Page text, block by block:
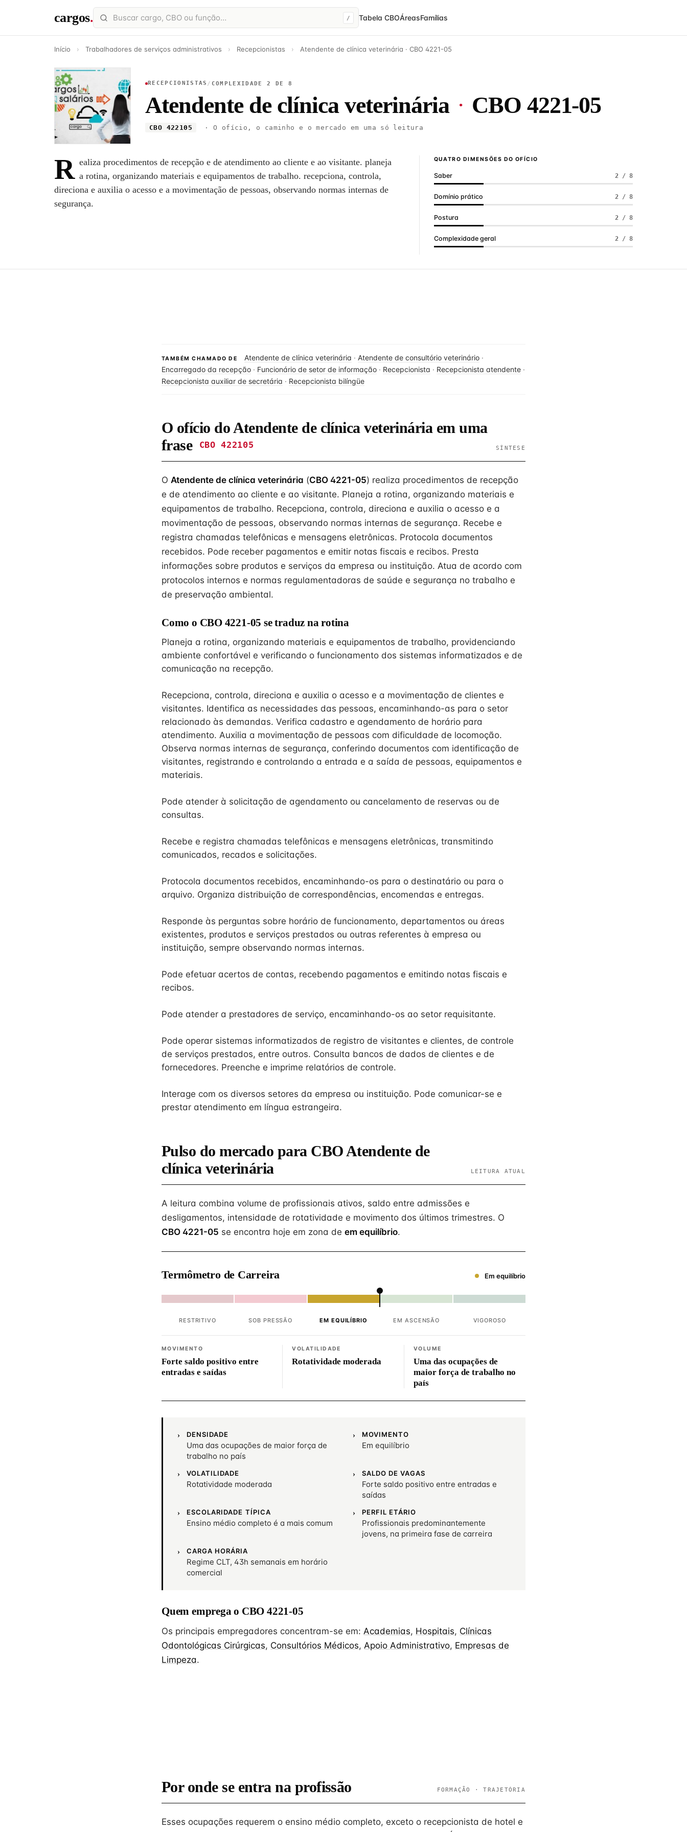
cargos. / Tabela CBOÁreasFamílias
Início › Trabalhadores de serviços administrativos › Recepcionistas › Atendente de clínica veterinária · CBO 4221-05
RECEPCIONISTAS / COMPLEXIDADE 2 DE 8
Atendente de clínica veterinária · CBO 4221-05
CBO 422105 · O ofício, o caminho e o mercado em uma só leitura
R ealiza procedimentos de recepção e de atendimento ao cliente e ao visitante. planeja
a rotina, organizando materiais e equipamentos de trabalho. recepciona, controla,
direciona e auxilia o acesso e a movimentação de pessoas, observando normas internas de
segurança.
QUATRO DIMENSÕES DO OFÍCIO
Saber 2 / 8
Domínio prático 2 / 8
Postura 2 / 8
Complexidade geral 2 / 8
TAMBÉM CHAMADO DE Atendente de clínica veterinária · Atendente de consultório veterinário ·
Encarregado da recepção · Funcionário de setor de informação · Recepcionista · Recepcionista atendente ·
Recepcionista auxiliar de secretária · Recepcionista bilíngüe
O ofício do Atendente de clínica veterinária em uma
frase
CBO 422105 SÍNTESE
O Atendente de clínica veterinária (CBO 4221-05) realiza procedimentos de recepção
e de atendimento ao cliente e ao visitante. Planeja a rotina, organizando materiais e
equipamentos de trabalho. Recepciona, controla, direciona e auxilia o acesso e a
movimentação de pessoas, observando normas internas de segurança. Recebe e
registra chamadas telefônicas e mensagens eletrônicas. Protocola documentos
recebidos. Pode receber pagamentos e emitir notas fiscais e recibos. Presta
informações sobre produtos e serviços da empresa ou instituição. Atua de acordo com
protocolos internos e normas regulamentadoras de saúde e segurança no trabalho e
de preservação ambiental.
Como o CBO 4221-05 se traduz na rotina
Planeja a rotina, organizando materiais e equipamentos de trabalho, providenciando
ambiente confortável e verificando o funcionamento dos sistemas informatizados e de
comunicação na recepção.
Recepciona, controla, direciona e auxilia o acesso e a movimentação de clientes e
visitantes. Identifica as necessidades das pessoas, encaminhando-as para o setor
relacionado às demandas. Verifica cadastro e agendamento de horário para
atendimento. Auxilia a movimentação de pessoas com dificuldade de locomoção.
Observa normas internas de segurança, conferindo documentos com identificação de
visitantes, registrando e controlando a entrada e a saída de pessoas, equipamentos e
materiais.
Pode atender à solicitação de agendamento ou cancelamento de reservas ou de
consultas.
Recebe e registra chamadas telefônicas e mensagens eletrônicas, transmitindo
comunicados, recados e solicitações.
Protocola documentos recebidos, encaminhando-os para o destinatário ou para o
arquivo. Organiza distribuição de correspondências, encomendas e entregas.
Responde às perguntas sobre horário de funcionamento, departamentos ou áreas
existentes, produtos e serviços prestados ou outras referentes à empresa ou
instituição, sempre observando normas internas.
Pode efetuar acertos de contas, recebendo pagamentos e emitindo notas fiscais e
recibos.
Pode atender a prestadores de serviço, encaminhando-os ao setor requisitante.
Pode operar sistemas informatizados de registro de visitantes e clientes, de controle
de serviços prestados, entre outros. Consulta bancos de dados de clientes e de
fornecedores. Preenche e imprime relatórios de controle.
Interage com os diversos setores da empresa ou instituição. Pode comunicar-se e
prestar atendimento em língua estrangeira.
Pulso do mercado para CBO Atendente de
clínica veterinária
LEITURA ATUAL
A leitura combina volume de profissionais ativos, saldo entre admissões e
desligamentos, intensidade de rotatividade e movimento dos últimos trimestres. O
CBO 4221-05 se encontra hoje em zona de em equilíbrio.
Termômetro de Carreira Em equilíbrio
RESTRITIVO SOB PRESSÃO EM EQUILÍBRIO EM ASCENSÃO VIGOROSO
MOVIMENTO
Forte saldo positivo entre
entradas e saídas
VOLATILIDADE
Rotatividade moderada
VOLUME
Uma das ocupações de
maior força de trabalho no
país
DENSIDADE
Uma das ocupações de maior força de
trabalho no país
MOVIMENTO
Em equilíbrio
VOLATILIDADE
Rotatividade moderada
SALDO DE VAGAS
Forte saldo positivo entre entradas e
saídas
ESCOLARIDADE TÍPICA
Ensino médio completo é a mais comum
PERFIL ETÁRIO
Profissionais predominantemente
jovens, na primeira fase de carreira
CARGA HORÁRIA
Regime CLT, 43h semanais em horário
comercial
Quem emprega o CBO 4221-05
Os principais empregadores concentram-se em: Academias, Hospitais, Clínicas
Odontológicas Cirúrgicas, Consultórios Médicos, Apoio Administrativo, Empresas de
Limpeza.
Por onde se entra na profissão FORMAÇÃO · TRAJETÓRIA
Esses ocupações requerem o ensino médio completo, exceto o recepcionista de hotel e